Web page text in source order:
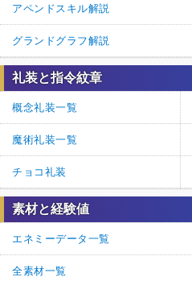
アペンドスキル解説
グランドグラフ解説
礼装と指令紋章
概念礼装一覧
魔術礼装一覧
チョコ礼装
素材と経験値
エネミーデータ一覧
全素材一覧